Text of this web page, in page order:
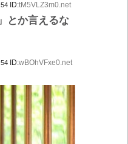
ID:tM5VLZ3m0.net
とか言えるな
ID:wBOhVFxe0.net